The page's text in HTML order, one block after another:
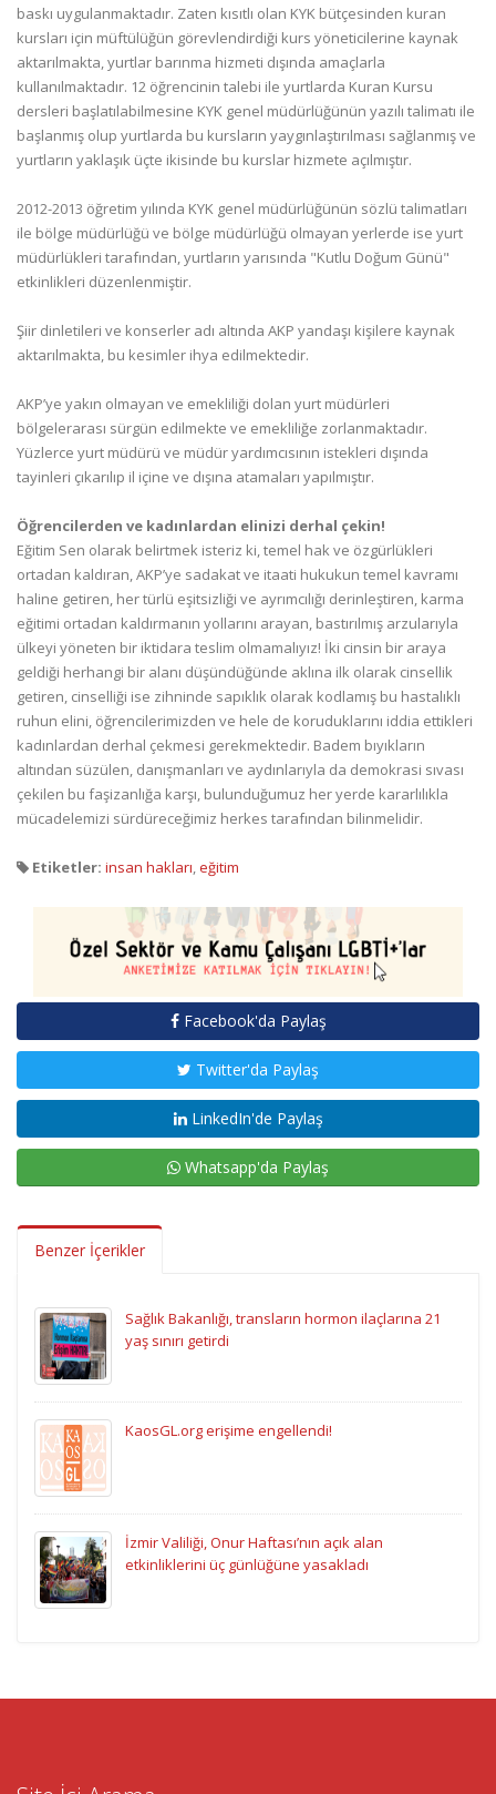
baskı uygulanmaktadır. Zaten kısıtlı olan KYK bütçesinden kuran
kursları için müftülüğün görevlendirdiği kurs yöneticilerine kaynak
aktarılmakta, yurtlar barınma hizmeti dışında amaçlarla
kullanılmaktadır. 12 öğrencinin talebi ile yurtlarda Kuran Kursu
dersleri başlatılabilmesine KYK genel müdürlüğünün yazılı talimatı ile
başlanmış olup yurtlarda bu kursların yaygınlaştırılması sağlanmış ve
yurtların yaklaşık üçte ikisinde bu kurslar hizmete açılmıştır.
2012-2013 öğretim yılında KYK genel müdürlüğünün sözlü talimatları
ile bölge müdürlüğü ve bölge müdürlüğü olmayan yerlerde ise yurt
müdürlükleri tarafından, yurtların yarısında "Kutlu Doğum Günü"
etkinlikleri düzenlenmiştir.
Şiir dinletileri ve konserler adı altında AKP yandaşı kişilere kaynak
aktarılmakta, bu kesimler ihya edilmektedir.
AKP’ye yakın olmayan ve emekliliği dolan yurt müdürleri
bölgelerarası sürgün edilmekte ve emekliliğe zorlanmaktadır.
Yüzlerce yurt müdürü ve müdür yardımcısının istekleri dışında
tayinleri çıkarılıp il içine ve dışına atamaları yapılmıştır.
Öğrencilerden ve kadınlardan elinizi derhal çekin!
Eğitim Sen olarak belirtmek isteriz ki, temel hak ve özgürlükleri
ortadan kaldıran, AKP’ye sadakat ve itaati hukukun temel kavramı
haline getiren, her türlü eşitsizliği ve ayrımcılığı derinleştiren, karma
eğitimi ortadan kaldırmanın yollarını arayan, bastırılmış arzularıyla
ülkeyi yöneten bir iktidara teslim olmamalıyız! İki cinsin bir araya
geldiği herhangi bir alanı düşündüğünde aklına ilk olarak cinsellik
getiren, cinselliği ise zihninde sapıklık olarak kodlamış bu hastalıklı
ruhun elini, öğrencilerimizden ve hele de koruduklarını iddia ettikleri
kadınlardan derhal çekmesi gerekmektedir. Badem bıyıkların
altından süzülen, danışmanları ve aydınlarıyla da demokrasi sıvası
çekilen bu faşizanlığa karşı, bulunduğumuz her yerde kararlılıkla
mücadelemizi sürdüreceğimiz herkes tarafından bilinmelidir.
Etiketler: insan hakları,eğitim
Facebook'da Paylaş
Twitter'da Paylaş
LinkedIn'de Paylaş
Whatsapp'da Paylaş
Benzer İçerikler
Sağlık Bakanlığı, transların hormon ilaçlarına 21
yaş sınırı getirdi
KaosGL.org erişime engellendi!
İzmir Valiliği, Onur Haftası’nın açık alan
etkinliklerini üç günlüğüne yasakladı